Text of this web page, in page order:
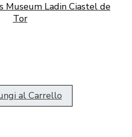
Museum Ladin Ciastel de
Tor
al Carrello